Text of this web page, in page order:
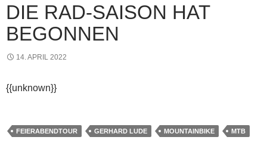
DIE RAD-SAISON HAT
BEGONNEN
14. APRIL 2022
{{unknown}}
FEIERABENDTOUR GERHARD LUDE MOUNTAINBIKE MTB